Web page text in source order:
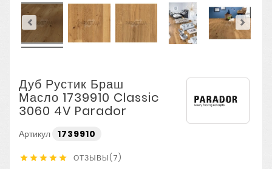
Дуб Рустик Браш
Масло 1739910 Classic
3060 4V Parador
Артикул 1739910
     ОТЗЫВЫ(7)